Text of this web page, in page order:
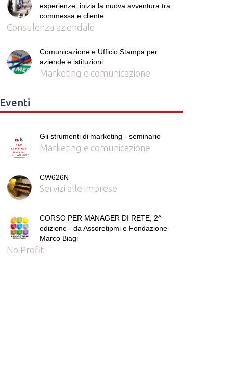
esperienze: inizia la nuova avventura tra
commessa e cliente
Consulenza aziendale
Comunicazione e Ufficio Stampa per
aziende e istituzioni
Marketing e comunicazione
Eventi
Gli strumenti di marketing - seminario
Marketing e comunicazione
CW626N
Servizi alle imprese
CORSO PER MANAGER DI RETE, 2^
edizione - da Assoretipmi e Fondazione
Marco Biagi
No Profit